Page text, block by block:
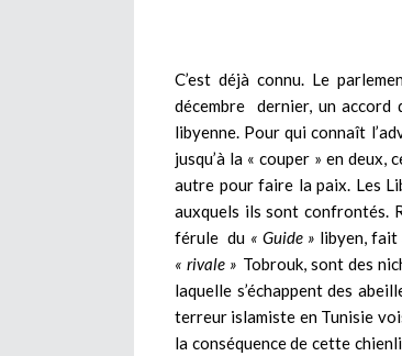
C’est déjà connu. Le
décembre dernier, un
libyenne. Pour qui connaît
jusqu’à la « couper » en
autre pour faire la paix. Les
auxquels ils sont confrontés.
férule du « Guide » libyen, fait
« rivale » Tobrouk, sont des
laquelle s’échappent des
terreur islamiste en Tunisie
la conséquence de cette